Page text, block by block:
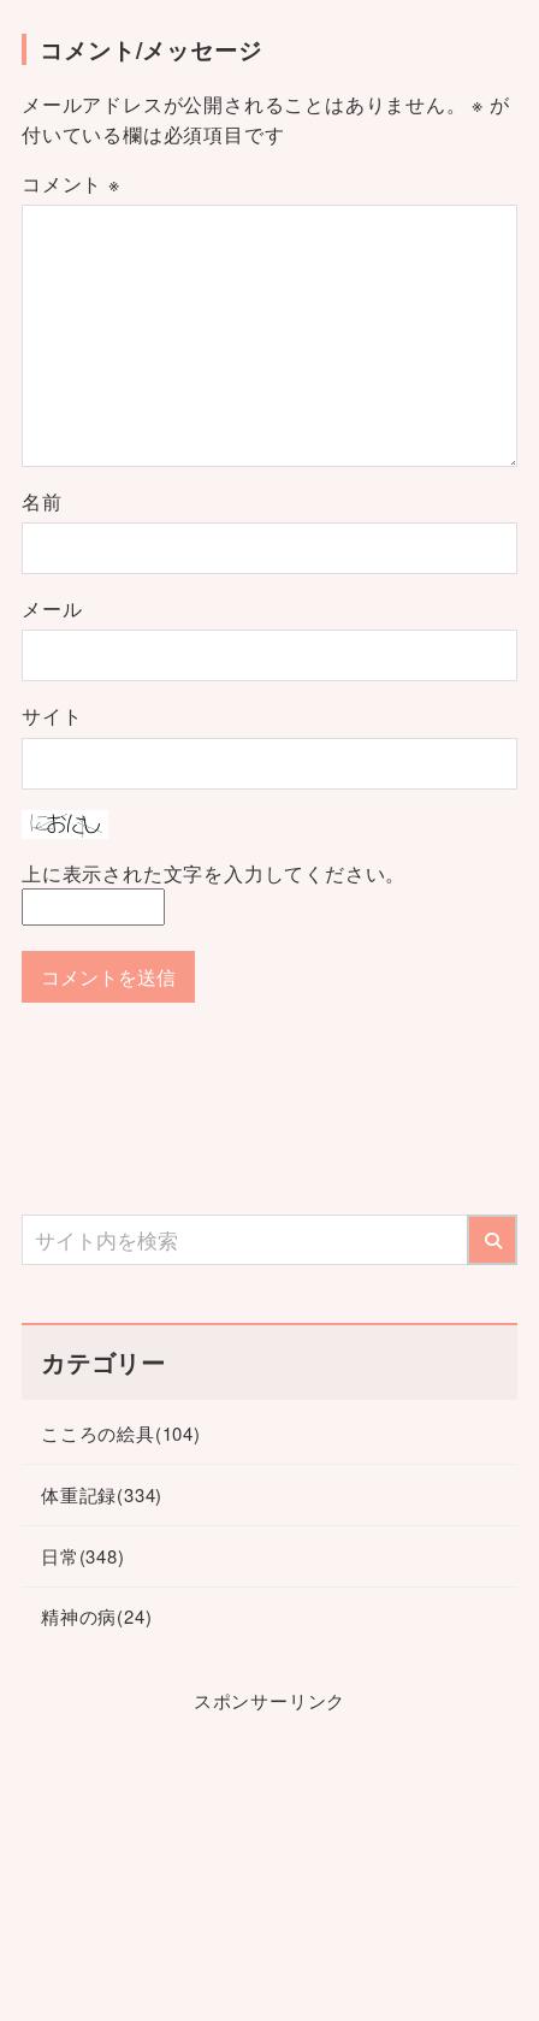
コメント/メッセージ
メールアドレスが公開されることはありません。 ※ が
付いている欄は必須項目です
コメント ※
名前
メール
サイト
上に表示された文字を入力してください。
カテゴリー
こころの絵具(104)
体重記録(334)
日常(348)
精神の病(24)
スポンサーリンク